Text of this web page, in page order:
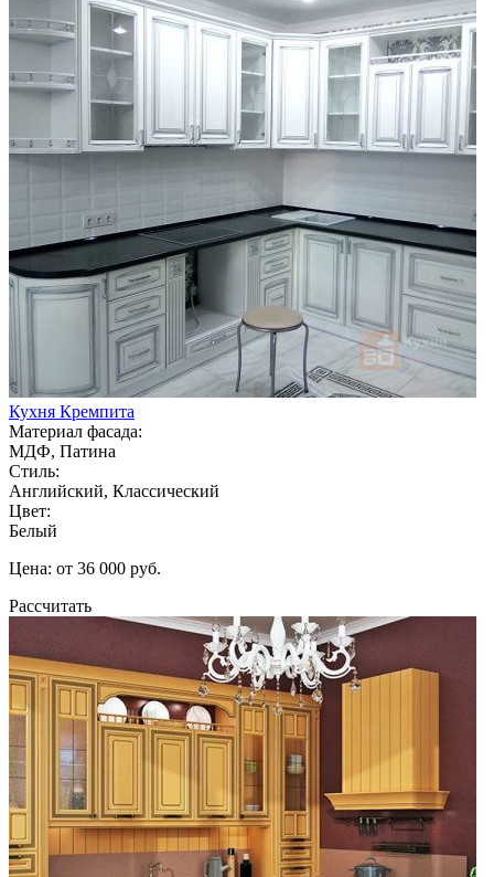
Кухня Кремпита
Материал фасада:
МДФ, Патина
Стиль:
Английский, Классический
Цвет:
Белый
Цена: от 36 000 руб.
Рассчитать